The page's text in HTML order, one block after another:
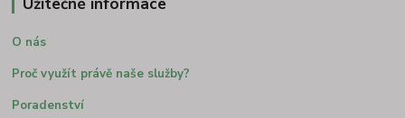
O nás
Proč využít právě naše služby?
Poradenství